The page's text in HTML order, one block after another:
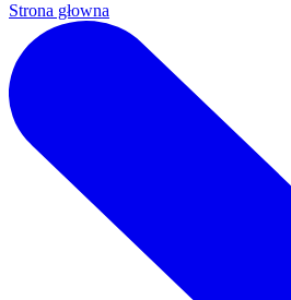
Strona głowna